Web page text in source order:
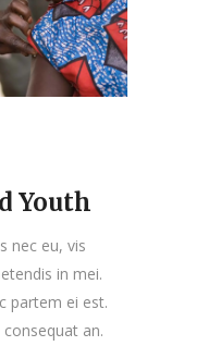
Youth
nec eu, vis
in mei.
partem ei est.
consequat an.